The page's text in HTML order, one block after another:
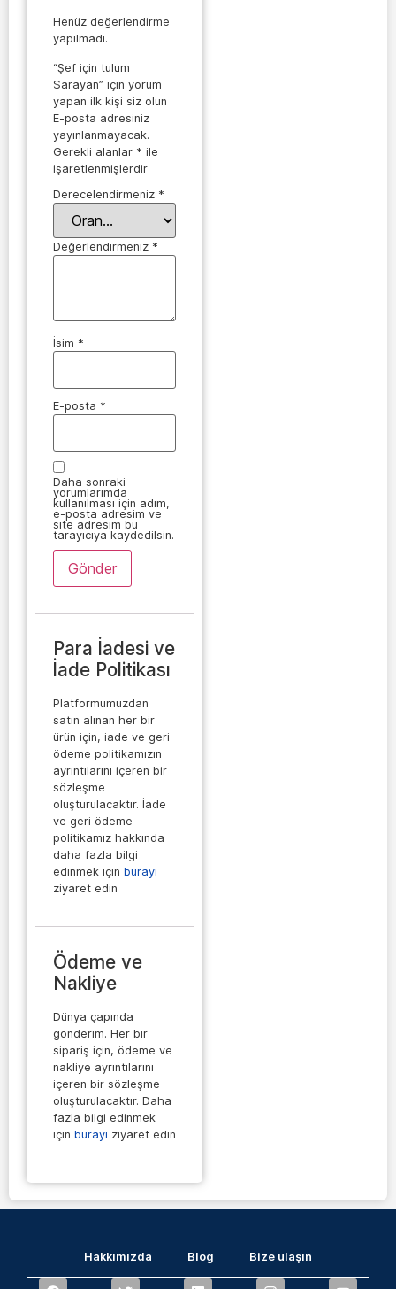
Henüz değerlendirme
yapılmadı.
“Şef için tulum
Sarayan” için yorum
yapan ilk kişi siz olun
E-posta adresiniz
yayınlanmayacak.
Gerekli alanlar * ile
işaretlenmişlerdir
Derecelendirmeniz *
Değerlendirmeniz *
İsim *
E-posta *
Daha sonraki
yorumlarımda
kullanılması için adım,
e-posta adresim ve
site adresim bu
tarayıcıya kaydedilsin.
Para İadesi ve
İade Politikası
Platformumuzdan
satın alınan her bir
ürün için, iade ve geri
ödeme politikamızın
ayrıntılarını içeren bir
sözleşme
oluşturulacaktır. İade
ve geri ödeme
politikamız hakkında
daha fazla bilgi
edinmek için burayı
ziyaret edin
Ödeme ve
Nakliye
Dünya çapında
gönderim. Her bir
sipariş için, ödeme ve
nakliye ayrıntılarını
içeren bir sözleşme
oluşturulacaktır. Daha
fazla bilgi edinmek
için burayı ziyaret edin
Hakkımızda Blog Bize ulaşın